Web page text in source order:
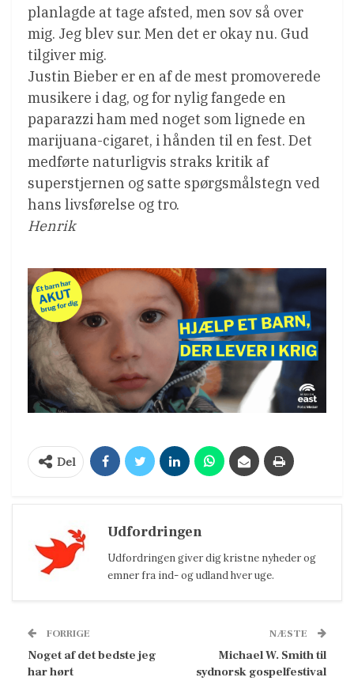
planlagde at tage afsted, men sov så over
mig. Jeg blev sur. Men det er okay nu. Gud
tilgiver mig.
Justin Bieber er en af de mest promoverede
musikere i dag, og for nylig fangede en
paparazzi ham med noget som lignede en
marijuana-cigaret, i hånden til en fest. Det
medførte naturligvis straks kritik af
superstjernen og satte spørgsmålstegn ved
hans livsførelse og tro.
Henrik
Del
Udfordringen
Udfordringen giver dig kristne nyheder og
emner fra ind- og udland hver uge.
FORRIGE
Noget af det bedste jeg
har hørt
NÆSTE
Michael W. Smith til
sydnorsk gospelfestival